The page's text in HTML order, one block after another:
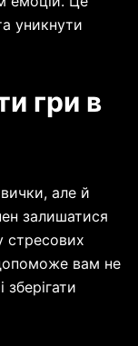
уникнути
гри в
але й
залишатися
стресових
вам не
зберігати